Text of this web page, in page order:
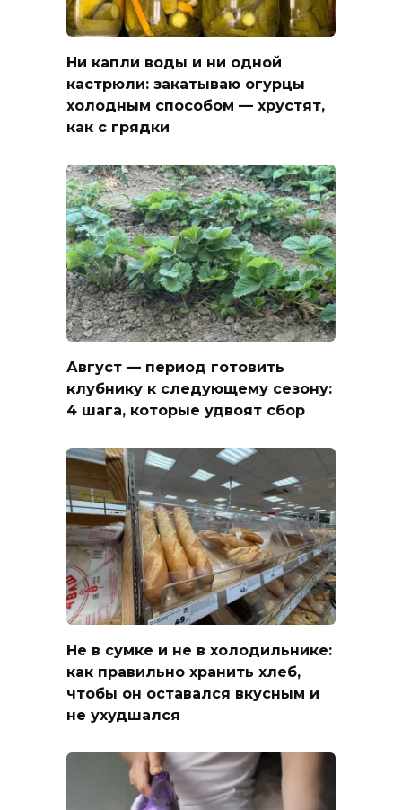
Ни капли воды и ни одной
кастрюли: закатываю огурцы
холодным способом — хрустят,
как с грядки
Август — период готовить
клубнику к следующему сезону:
4 шага, которые удвоят сбор
Не в сумке и не в холодильнике:
как правильно хранить хлеб,
чтобы он оставался вкусным и
не ухудшался